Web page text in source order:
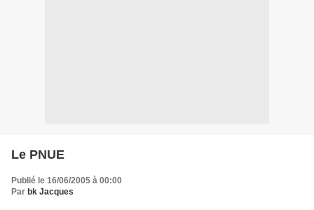
Le PNUE
Publié le 16/06/2005 à 00:00
Par bk Jacques